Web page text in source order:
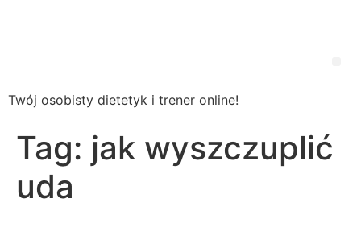
Twój osobisty dietetyk i trener online!
Tag: jak wyszczuplić
uda